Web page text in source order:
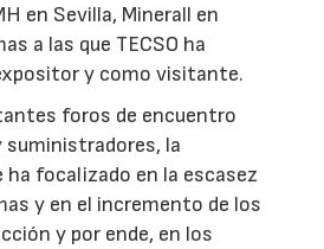
en Sevilla, Minerall en
a las que TECSO ha
y como visitante.
foros de encuentro
suministradores, la
ha focalizado en la escasez
y en el incremento de los
y por ende, en los